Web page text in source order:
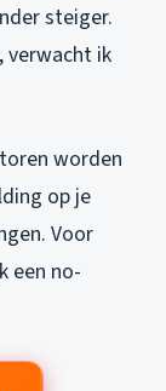
steiger.
verwacht ik
worden
op je
Voor
een no-